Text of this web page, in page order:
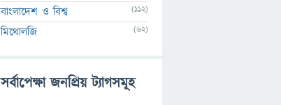
বাংলাদেশ ও বিশ্ব (112)
মিথোলজি (62)
সর্বাপেক্ষা জনপ্রিয় ট্যাগসমূহ